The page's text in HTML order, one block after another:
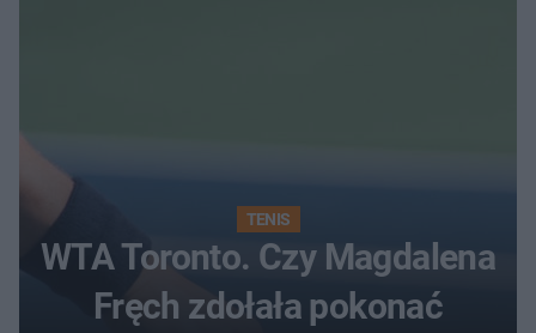
TENIS
WTA Toronto. Czy Magdalena
Fręch zdołała pokonać